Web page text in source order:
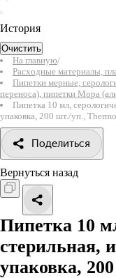
История
Очистить
На главную/
Расходные материалы,
Пипетки мерные,
переноса), пипетки Мора
Пипетка 10 мл,
упаковка, 200 шт./уп.,
Поделиться
Вернуться назад
Пипетка 10
стерильная,
упаковка,